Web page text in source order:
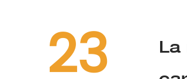
23
La